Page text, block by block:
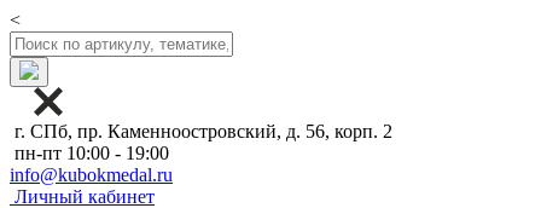
<
г. СПб, пр. Каменноостровский, д. 56, корп. 2
пн-пт 10:00 - 19:00
info@kubokmedal.ru
Личный кабинет